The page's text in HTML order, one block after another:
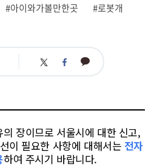
#아이와가볼만한곳
#로봇개
트 페 카
장이므로 서울시에 대한 신고,
이 필요한 사항에 대해서는 전자
하여 주시기 바랍니다.